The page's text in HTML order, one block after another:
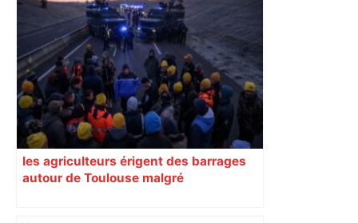
Top 14: comment Perpignan a une
nouvelle fois fait tomber Toulouse? –
RMC Sport
les agriculteurs érigent des barrages
autour de Toulouse malgré